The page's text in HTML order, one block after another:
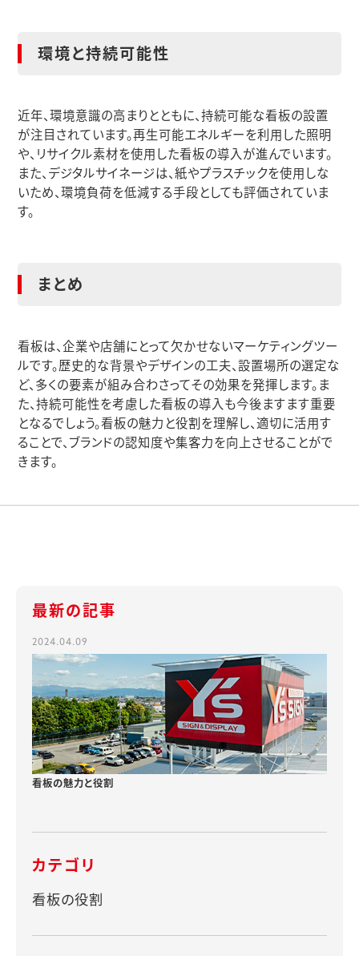
環境と持続可能性
近年、環境意識の高まりとともに、持続可能な看板の設置
が注目されています。再生可能エネルギーを利用した照明
や、リサイクル素材を使用した看板の導入が進んでいます。
また、デジタルサイネージは、紙やプラスチックを使用しな
いため、環境負荷を低減する手段としても評価されていま
す。
まとめ
看板は、企業や店舗にとって欠かせないマーケティングツー
ルです。歴史的な背景やデザインの工夫、設置場所の選定な
ど、多くの要素が組み合わさってその効果を発揮します。ま
た、持続可能性を考慮した看板の導入も今後ますます重要
となるでしょう。看板の魅力と役割を理解し、適切に活用す
ることで、ブランドの認知度や集客力を向上させることがで
きます。
最新の記事
2024.04.09
看板の魅力と役割
カテゴリ
看板の役割